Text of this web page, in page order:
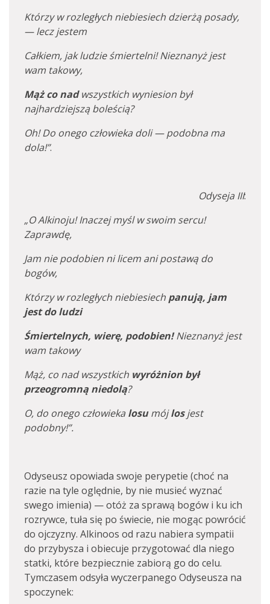
Którzy w rozległych niebiesiech dzierżą posady,
— lecz jestem
Całkiem, jak ludzie śmiertelni! Nieznanyż jest
wam takowy,
Mąż co nadwszystkich wyniesion był
najhardziejszą boleścią?
Oh! Do onego człowieka doli — podobna ma
dola!”.
Odyseja III:
„O Alkinoju! Inaczej myśl w swoim sercu!
Zaprawdę,
Jam nie podobien ni licem ani postawą do
bogów,
Którzy w rozległych niebiesiech panują, jam
jest do ludzi
Śmiertelnych, wierę, podobien!Nieznanyż jest
wam takowy
Mąż, co nad wszystkich wyróżnion był
przeogromną niedolą?
O, do onego człowieka losumójlosjest
podobny!”.
Odyseusz opowiada swoje perypetie (choć na
razie na tyle oględnie, by nie musieć wyznać
swego imienia) — otóż za sprawą bogów i ku ich
rozrywce, tuła się po świecie, nie mogąc powrócić
do ojczyzny. Alkinoos od razu nabiera sympatii
do przybysza i obiecuje przygotować dla niego
statki, które bezpiecznie zabiorą go do celu.
Tymczasem odsyła wyczerpanego Odyseusza na
spoczynek: